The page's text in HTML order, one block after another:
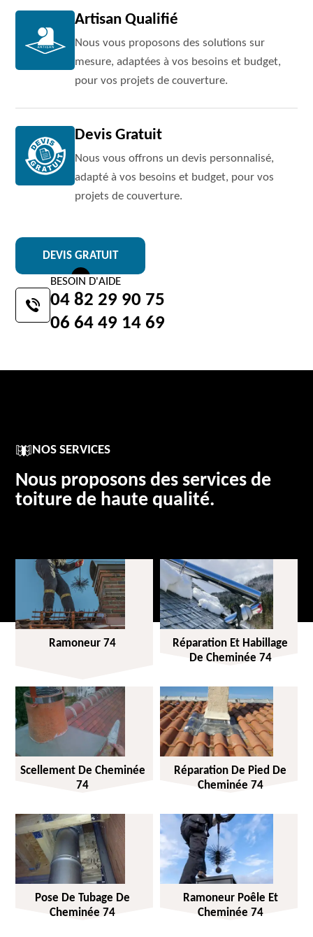
Artisan Qualifié
Nous vous proposons des solutions sur
mesure, adaptées à vos besoins et budget,
pour vos projets de couverture.
Devis Gratuit
Nous vous offrons un devis personnalisé,
adapté à vos besoins et budget, pour vos
projets de couverture.
DEVIS GRATUIT
BESOIN D'AIDE
04 82 29 90 75
06 64 49 14 69
NOS SERVICES
Nous proposons des services de
toiture de haute qualité.
Ramoneur 74
Réparation Et Habillage
De Cheminée 74
Scellement De Cheminée
74
Réparation De Pied De
Cheminée 74
Pose De Tubage De
Cheminée 74
Ramoneur Poêle Et
Cheminée 74